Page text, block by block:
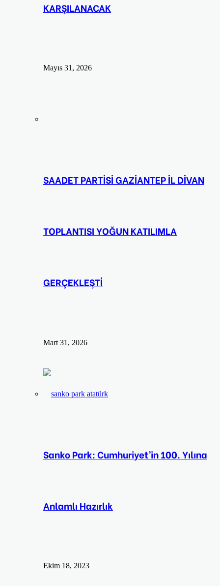
KARŞILANACAK
Mayıs 31, 2026
SAADET PARTİSİ GAZİANTEP İL DİVAN
TOPLANTISI YOĞUN KATILIMLA
GERÇEKLEŞTİ
Mart 31, 2026
Sanko Park: Cumhuriyet’in 100. Yılına
Anlamlı Hazırlık
Ekim 18, 2023